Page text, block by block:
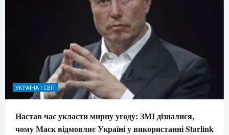
УКРАЇНА І СВІТ
Настав час укласти мирну угоду: ЗМІ дізналися,
чому Маск відмовляє Україні у використанні Starlink